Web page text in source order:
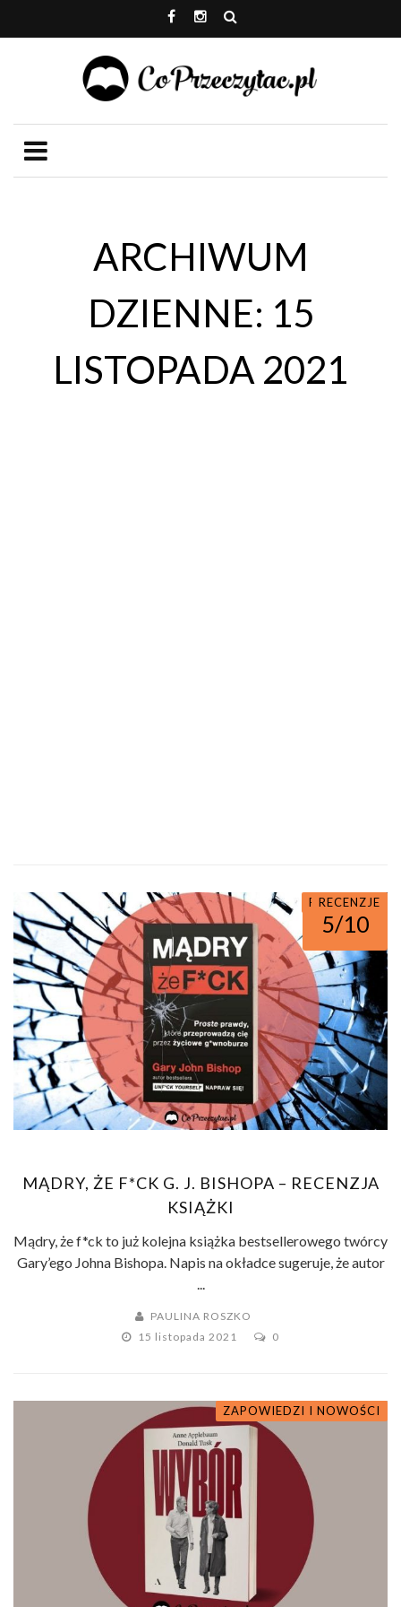
ARCHIWUM
DZIENNE: 15
LISTOPADA 2021
PORADNIKI
RECENZJE
5/10
MĄDRY, ŻE F*CK G. J. BISHOPA – RECENZJA
KSIĄŻKI
Mądry, że f*ck to już kolejna książka bestsellerowego twórcy
Gary’ego Johna Bishopa. Napis na okładce sugeruje, że autor
...
PAULINA ROSZKO
15 listopada 2021
0
ZAPOWIEDZI I NOWOŚCI